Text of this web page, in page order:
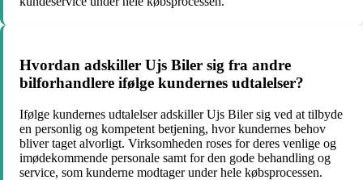
Hvordan adskiller Ujs Biler sig fra andre
bilforhandlere ifølge kundernes udtalelser?
Ifølge kundernes udtalelser adskiller Ujs Biler sig ved at tilbyde
en personlig og kompetent betjening, hvor kundernes behov
bliver taget alvorligt. Virksomheden roses for deres venlige og
imødekommende personale samt for den gode behandling og
service, som kunderne modtager under hele købsprocessen.